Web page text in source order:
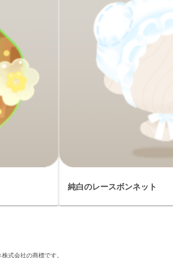
純白のレースボンネット
式会社の商標です。